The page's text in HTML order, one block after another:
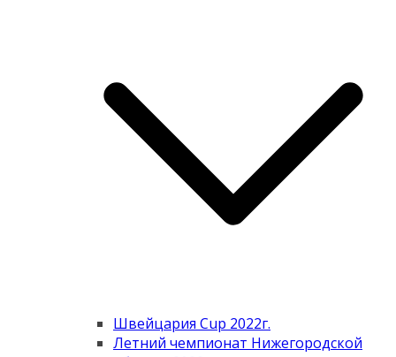
Швейцария Cup 2022г.
Летний чемпионат Нижегородской